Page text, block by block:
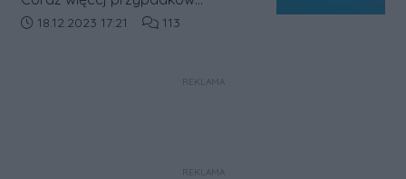
zachorowań na COVID-19. Wirus
Data dodania artykułu:
18.12.2023 17:21 Liczba komentarzy artykułu:
113
REKLAMA
REKLAMA